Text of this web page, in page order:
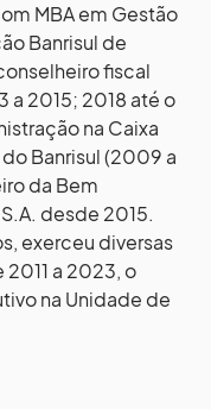
MBA em Gestão
Banrisul de
fiscal
a 2015; 2018 até o
na Caixa
Banrisul (2009 a
da Bem
desde 2015.
exerceu diversas
a 2023, o
na Unidade de